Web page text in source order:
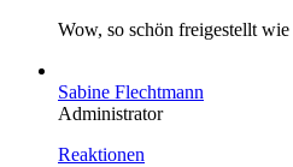
Wow, so schön freigestellt
Sabine Flechtmann
Administrator
Reaktionen